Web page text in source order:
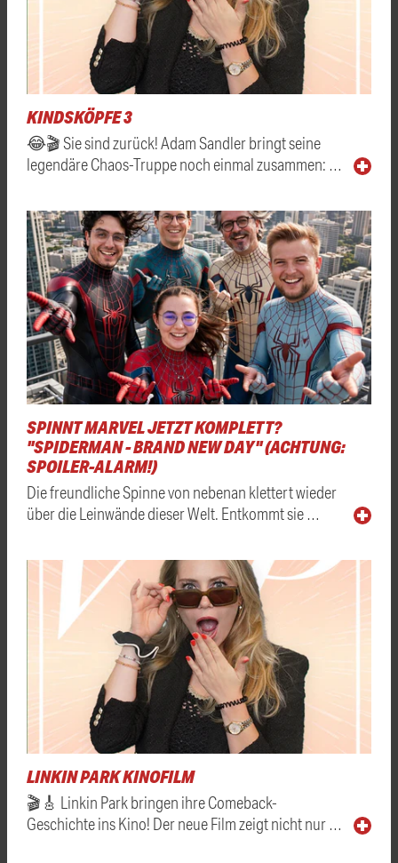
KINDSKÖPFE 3
😂🎬 Sie sind zurück! Adam Sandler bringt seine
legendäre Chaos-Truppe noch einmal zusammen: …
SPINNT MARVEL JETZT KOMPLETT?
"SPIDERMAN - BRAND NEW DAY" (ACHTUNG:
SPOILER-ALARM!)
Die freundliche Spinne von nebenan klettert wieder
über die Leinwände dieser Welt. Entkommt sie …
LINKIN PARK KINOFILM
🎬🎸 Linkin Park bringen ihre Comeback-
Geschichte ins Kino! Der neue Film zeigt nicht nur …